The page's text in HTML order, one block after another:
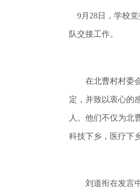
9月28日，学校党
队交接工作。
在北曹村村委会
定，并致以衷心的
人。他们不仅为北
科技下乡，医疗下
刘道衔在发言中